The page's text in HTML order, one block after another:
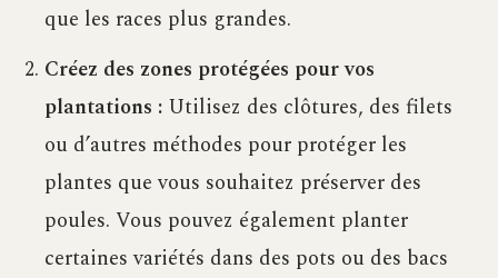
que les races plus grandes.
Créez des zones protégées pour vos
plantations : Utilisez des clôtures, des filets
ou d’autres méthodes pour protéger les
plantes que vous souhaitez préserver des
poules. Vous pouvez également planter
certaines variétés dans des pots ou des bacs